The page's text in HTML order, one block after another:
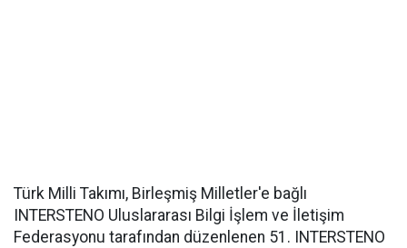
Türk Milli Takımı, Birleşmiş Milletler'e bağlı
INTERSTENO Uluslararası Bilgi İşlem ve İletişim
Federasyonu tarafından düzenlenen 51. INTERSTENO